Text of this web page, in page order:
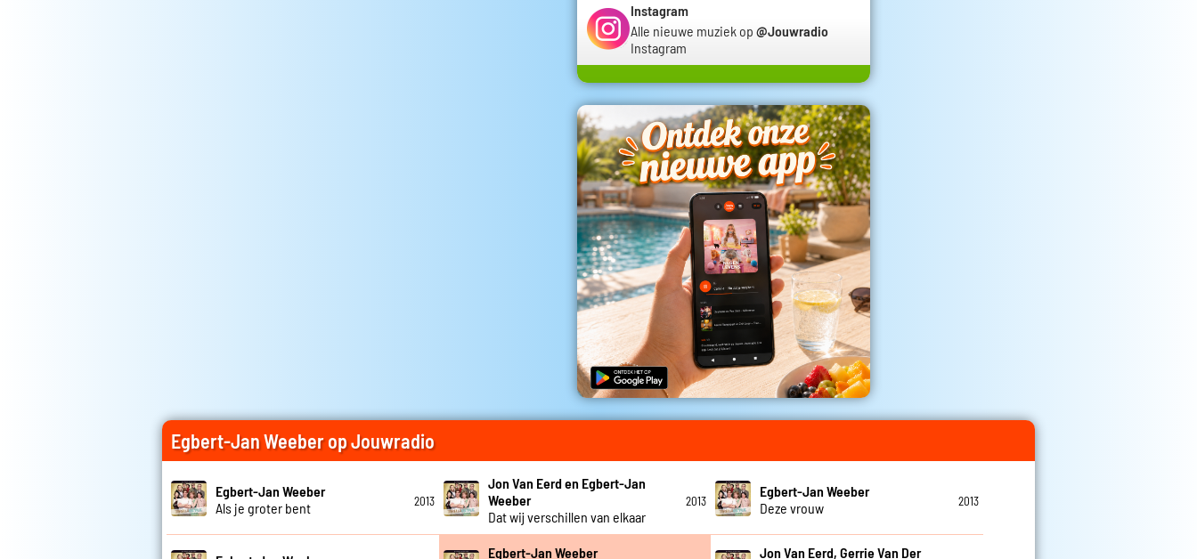
Instagram
Alle nieuwe muziek op @Jouwradio
Instagram
Egbert-Jan Weeber op Jouwradio
Egbert-Jan Weeber
Als je groter bent
2013
Jon Van Eerd en Egbert-Jan
Weeber
Dat wij verschillen van elkaar
2013
Egbert-Jan Weeber
Deze vrouw
2013
Egbert-Jan Weeber Jon Van Eerd, Gerrie Van Der